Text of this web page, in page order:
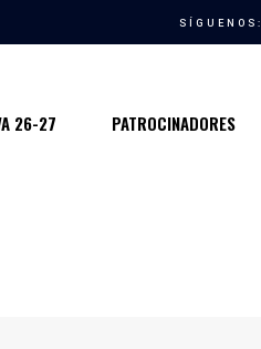
SÍGUENOS:
26-27 PATROCINADORES